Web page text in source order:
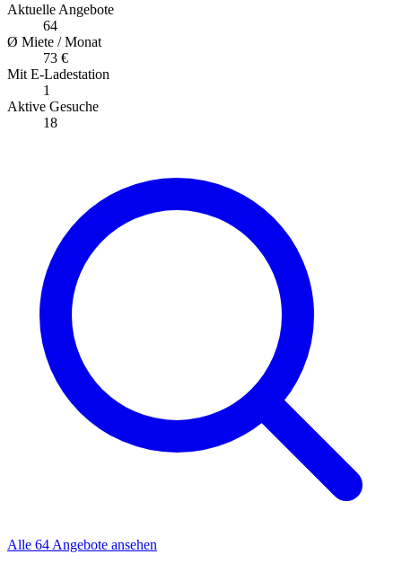
Aktuelle Angebote
64
Ø Miete / Monat
73 €
Mit E-Ladestation
1
Aktive Gesuche
18
Alle 64 Angebote ansehen